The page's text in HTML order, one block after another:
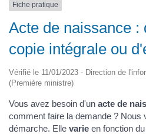
Fiche pratique
Acte de naissance :
copie intégrale ou
Vérifié le 11/01/2023 - Direction de
(Première ministre)
Vous avez besoin d'un acte de
comment faire la demande ? Nous
démarche. Elle varie en fonction du